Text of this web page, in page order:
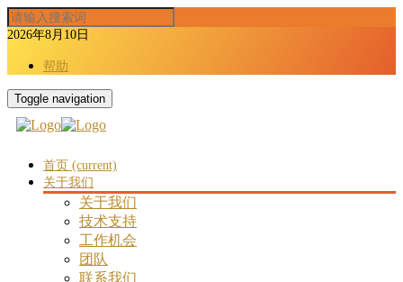
2026年8月10日
帮助
Toggle navigation
首页 (current)
关于我们
关于我们
技术支持
工作机会
团队
联系我们